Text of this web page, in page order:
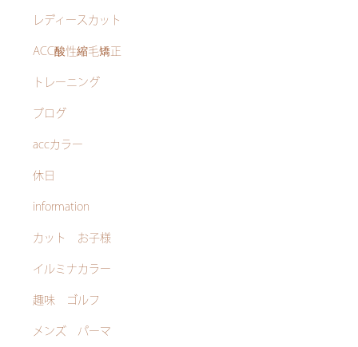
レディースカット
ACC酸性縮毛矯正
トレーニング
ブログ
accカラー
休日
information
カット お子様
イルミナカラー
趣味 ゴルフ
メンズ パーマ